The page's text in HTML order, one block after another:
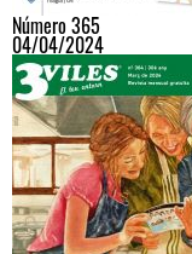
Número 365
04/04/2024